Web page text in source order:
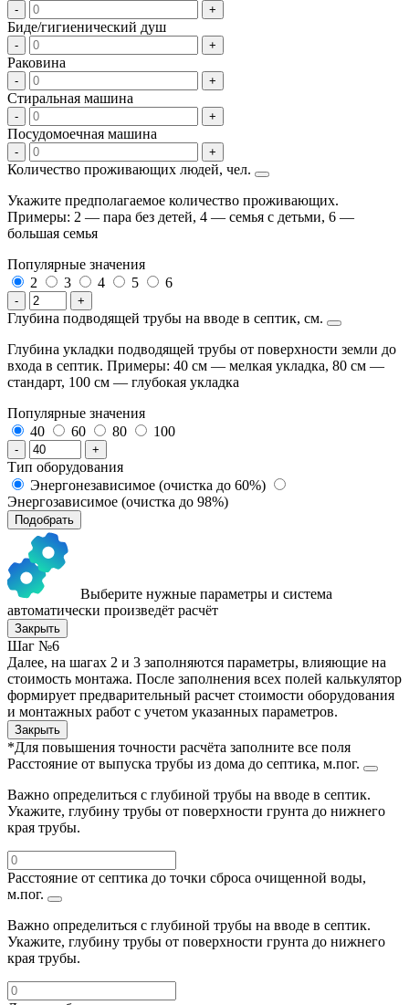
- +
Биде/гигиенический душ
- +
Раковина
- +
Стиральная машина
- +
Посудомоечная машина
- +
Количество проживающих людей, чел.
Укажите предполагаемое количество проживающих.
Примеры: 2 — пара без детей, 4 — семья с детьми, 6 —
большая семья
Популярные значения
2
3 4 5 6
- +
Глубина подводящей трубы на вводе в септик, см.
Глубина укладки подводящей трубы от поверхности земли до
входа в септик. Примеры: 40 см — мелкая укладка, 80 см —
стандарт, 100 см — глубокая укладка
Популярные значения
40
60 80 100
- +
Тип оборудования
Энергонезависимое (очистка до 60%)
Энергозависимое (очистка до 98%)
Подобрать
Выберите нужные параметры и система
автоматически произведёт расчёт
Закрыть
Шаг №6
Далее, на шагах 2 и 3 заполняются параметры, влияющие на
стоимость монтажа. После заполнения всех полей калькулятор
формирует предварительный расчет стоимости оборудования
и монтажных работ с учетом указанных параметров.
Закрыть
*Для повышения точности расчёта заполните все поля
Расстояние от выпуска трубы из дома до септика, м.пог.
Важно определиться с глубиной трубы на вводе в септик.
Укажите, глубину трубы от поверхности грунта до нижнего
края трубы.
Расстояние от септика до точки сброса очищенной воды,
м.пог.
Важно определиться с глубиной трубы на вводе в септик.
Укажите, глубину трубы от поверхности грунта до нижнего
края трубы.